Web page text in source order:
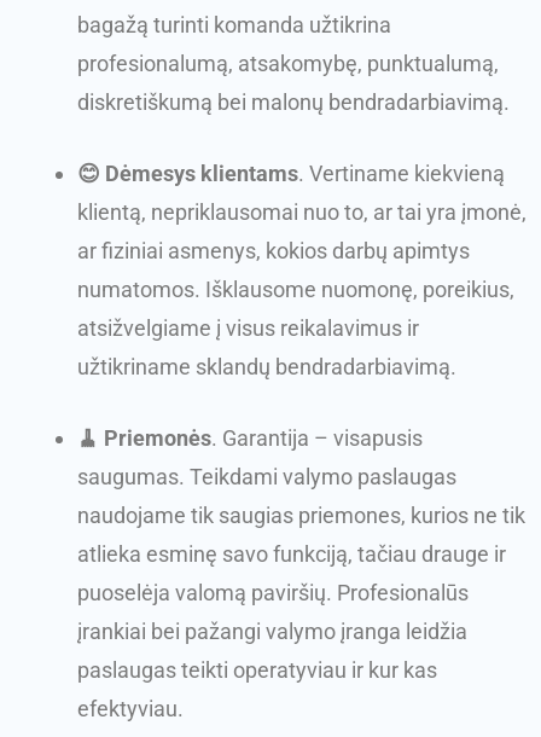
bagažą turinti komanda užtikrina
profesionalumą, atsakomybę, punktualumą,
diskretiškumą bei malonų bendradarbiavimą.
😊 Dėmesys klientams. Vertiname kiekvieną
klientą, nepriklausomai nuo to, ar tai yra įmonė,
ar fiziniai asmenys, kokios darbų apimtys
numatomos. Išklausome nuomonę, poreikius,
atsižvelgiame į visus reikalavimus ir
užtikriname sklandų bendradarbiavimą.
🧹 Priemonės. Garantija – visapusis
saugumas. Teikdami valymo paslaugas
naudojame tik saugias priemones, kurios ne tik
atlieka esminę savo funkciją, tačiau drauge ir
puoselėja valomą paviršių. Profesionalūs
įrankiai bei pažangi valymo įranga leidžia
paslaugas teikti operatyviau ir kur kas
efektyviau.